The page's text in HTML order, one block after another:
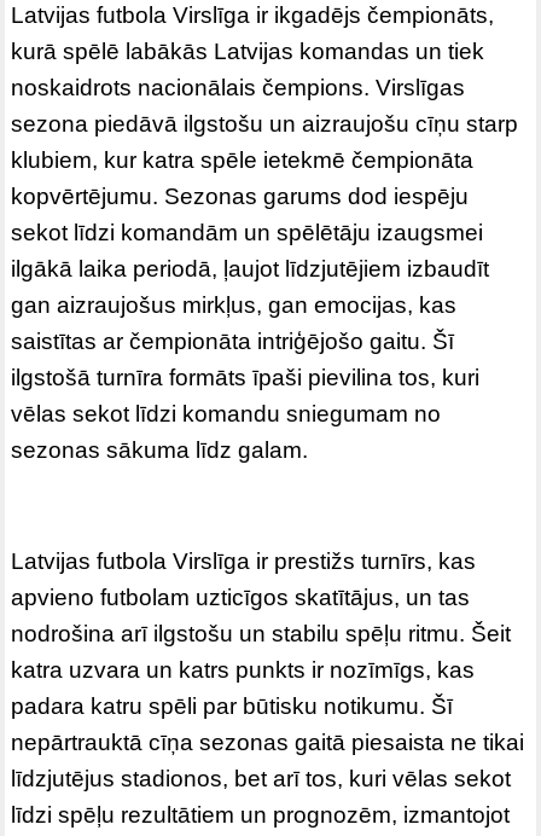
Latvijas futbola Virslīga ir ikgadējs čempionāts,
kurā spēlē labākās Latvijas komandas un tiek
noskaidrots nacionālais čempions. Virslīgas
sezona piedāvā ilgstošu un aizraujošu cīņu starp
klubiem, kur katra spēle ietekmē čempionāta
kopvērtējumu. Sezonas garums dod iespēju
sekot līdzi komandām un spēlētāju izaugsmei
ilgākā laika periodā, ļaujot līdzjutējiem izbaudīt
gan aizraujošus mirkļus, gan emocijas, kas
saistītas ar čempionāta intriģējošo gaitu. Šī
ilgstošā turnīra formāts īpaši pievilina tos, kuri
vēlas sekot līdzi komandu sniegumam no
sezonas sākuma līdz galam.
Latvijas futbola Virslīga ir prestižs turnīrs, kas
apvieno futbolam uzticīgos skatītājus, un tas
nodrošina arī ilgstošu un stabilu spēļu ritmu. Šeit
katra uzvara un katrs punkts ir nozīmīgs, kas
padara katru spēli par būtisku notikumu. Šī
nepārtrauktā cīņa sezonas gaitā piesaista ne tikai
līdzjutējus stadionos, bet arī tos, kuri vēlas sekot
līdzi spēļu rezultātiem un prognozēm, izmantojot